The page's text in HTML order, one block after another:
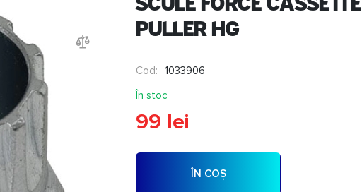
puller HG
Cod:
1033906
În stoc
99 lei
ÎN COȘ